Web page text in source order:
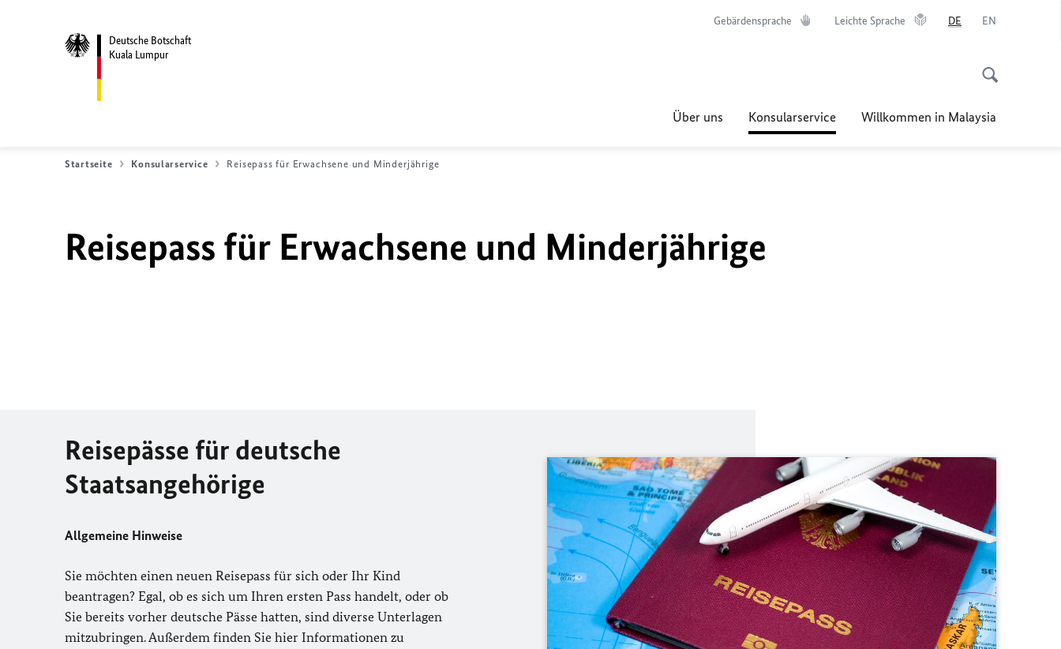
Deutsche Botschaft
Kuala Lumpur
Gebärdensprache Leichte Sprache DE EN
Über uns Konsularservice Willkommen in Malaysia
Startseite Konsularservice Reisepass für Erwachsene und Minderjährige
Reisepass für Erwachsene und Minderjährige
Reisepässe für deutsche
Staatsangehörige
Allgemeine Hinweise
Sie möchten einen neuen Reisepass für sich oder Ihr Kind
beantragen? Egal, ob es sich um Ihren ersten Pass handelt, oder ob
Sie bereits vorher deutsche Pässe hatten, sind diverse Unterlagen
mitzubringen. Außerdem finden Sie hier Informationen zu